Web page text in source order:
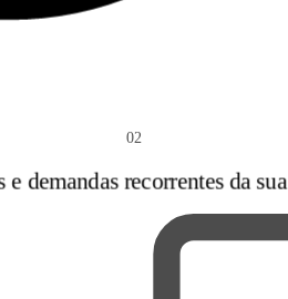
demandas recorrentes da sua
02